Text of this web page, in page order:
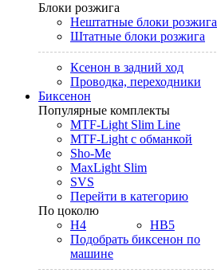
Блоки розжига
Нештатные блоки розжига
Штатные блоки розжига
Ксенон в задний ход
Проводка, переходники
Биксенон
Популярные комплекты
MTF-Light Slim Line
MTF-Light с обманкой
Sho-Me
MaxLight Slim
SVS
Перейти в категорию
По цоколю
H4
HB5
Подобрать биксенон по
машине